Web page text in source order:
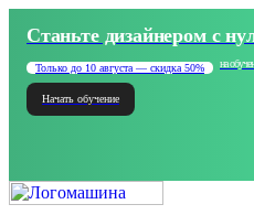
Станьте дизайнером с
Только до 10 августа — скидка 50% на
Начать обучение